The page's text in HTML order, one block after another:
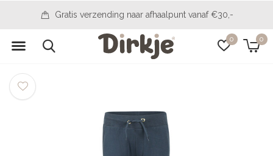
0 0
Gratis verzending naar afhaalpunt vanaf €30,-